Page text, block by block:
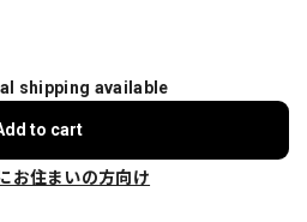
shipping available
to cart
お住まいの方向け